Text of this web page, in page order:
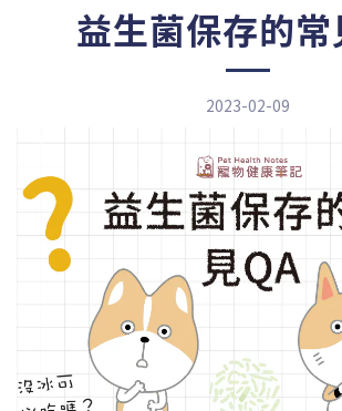
2
1
0
益生菌保存的
2023-02-09